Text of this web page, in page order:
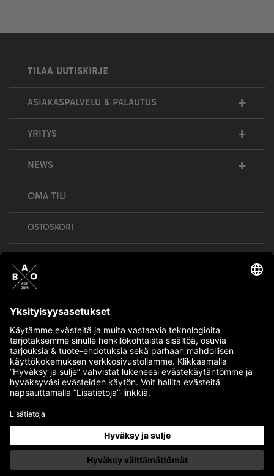
TILAA UUTISKIRJE
ASIAKASPALVELU & PALAUTUS +
YRITYS +
NEWS +
OMA TILI
OSTOSKORI
Bull’s All Out is social – follow us and show
your passion!
BULLMENTULA.FI